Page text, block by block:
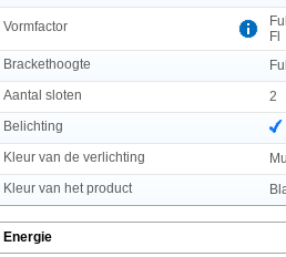
Vormfactor
Fl
Brackethoogte
Aantal sloten
2
Belichting
Kleur van de verlichting
Kleur van het product
Energie